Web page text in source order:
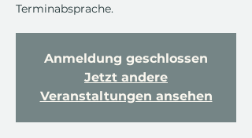
Terminabsprache.
Anmeldung geschlossen
Jetzt andere
Veranstaltungen ansehen